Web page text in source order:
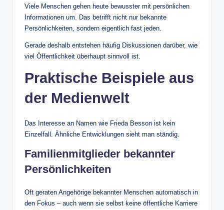
Viele Menschen gehen heute bewusster mit persönlichen
Informationen um. Das betrifft nicht nur bekannte
Persönlichkeiten, sondern eigentlich fast jeden.
Gerade deshalb entstehen häufig Diskussionen darüber, wie
viel Öffentlichkeit überhaupt sinnvoll ist.
Praktische Beispiele aus
der Medienwelt
Das Interesse an Namen wie Frieda Besson ist kein
Einzelfall. Ähnliche Entwicklungen sieht man ständig.
Familienmitglieder bekannter
Persönlichkeiten
Oft geraten Angehörige bekannter Menschen automatisch in
den Fokus – auch wenn sie selbst keine öffentliche Karriere